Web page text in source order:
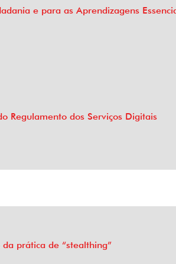
e para as Aprendizagens
Regulamento dos Serviços Digitais
prática de “stealthing”